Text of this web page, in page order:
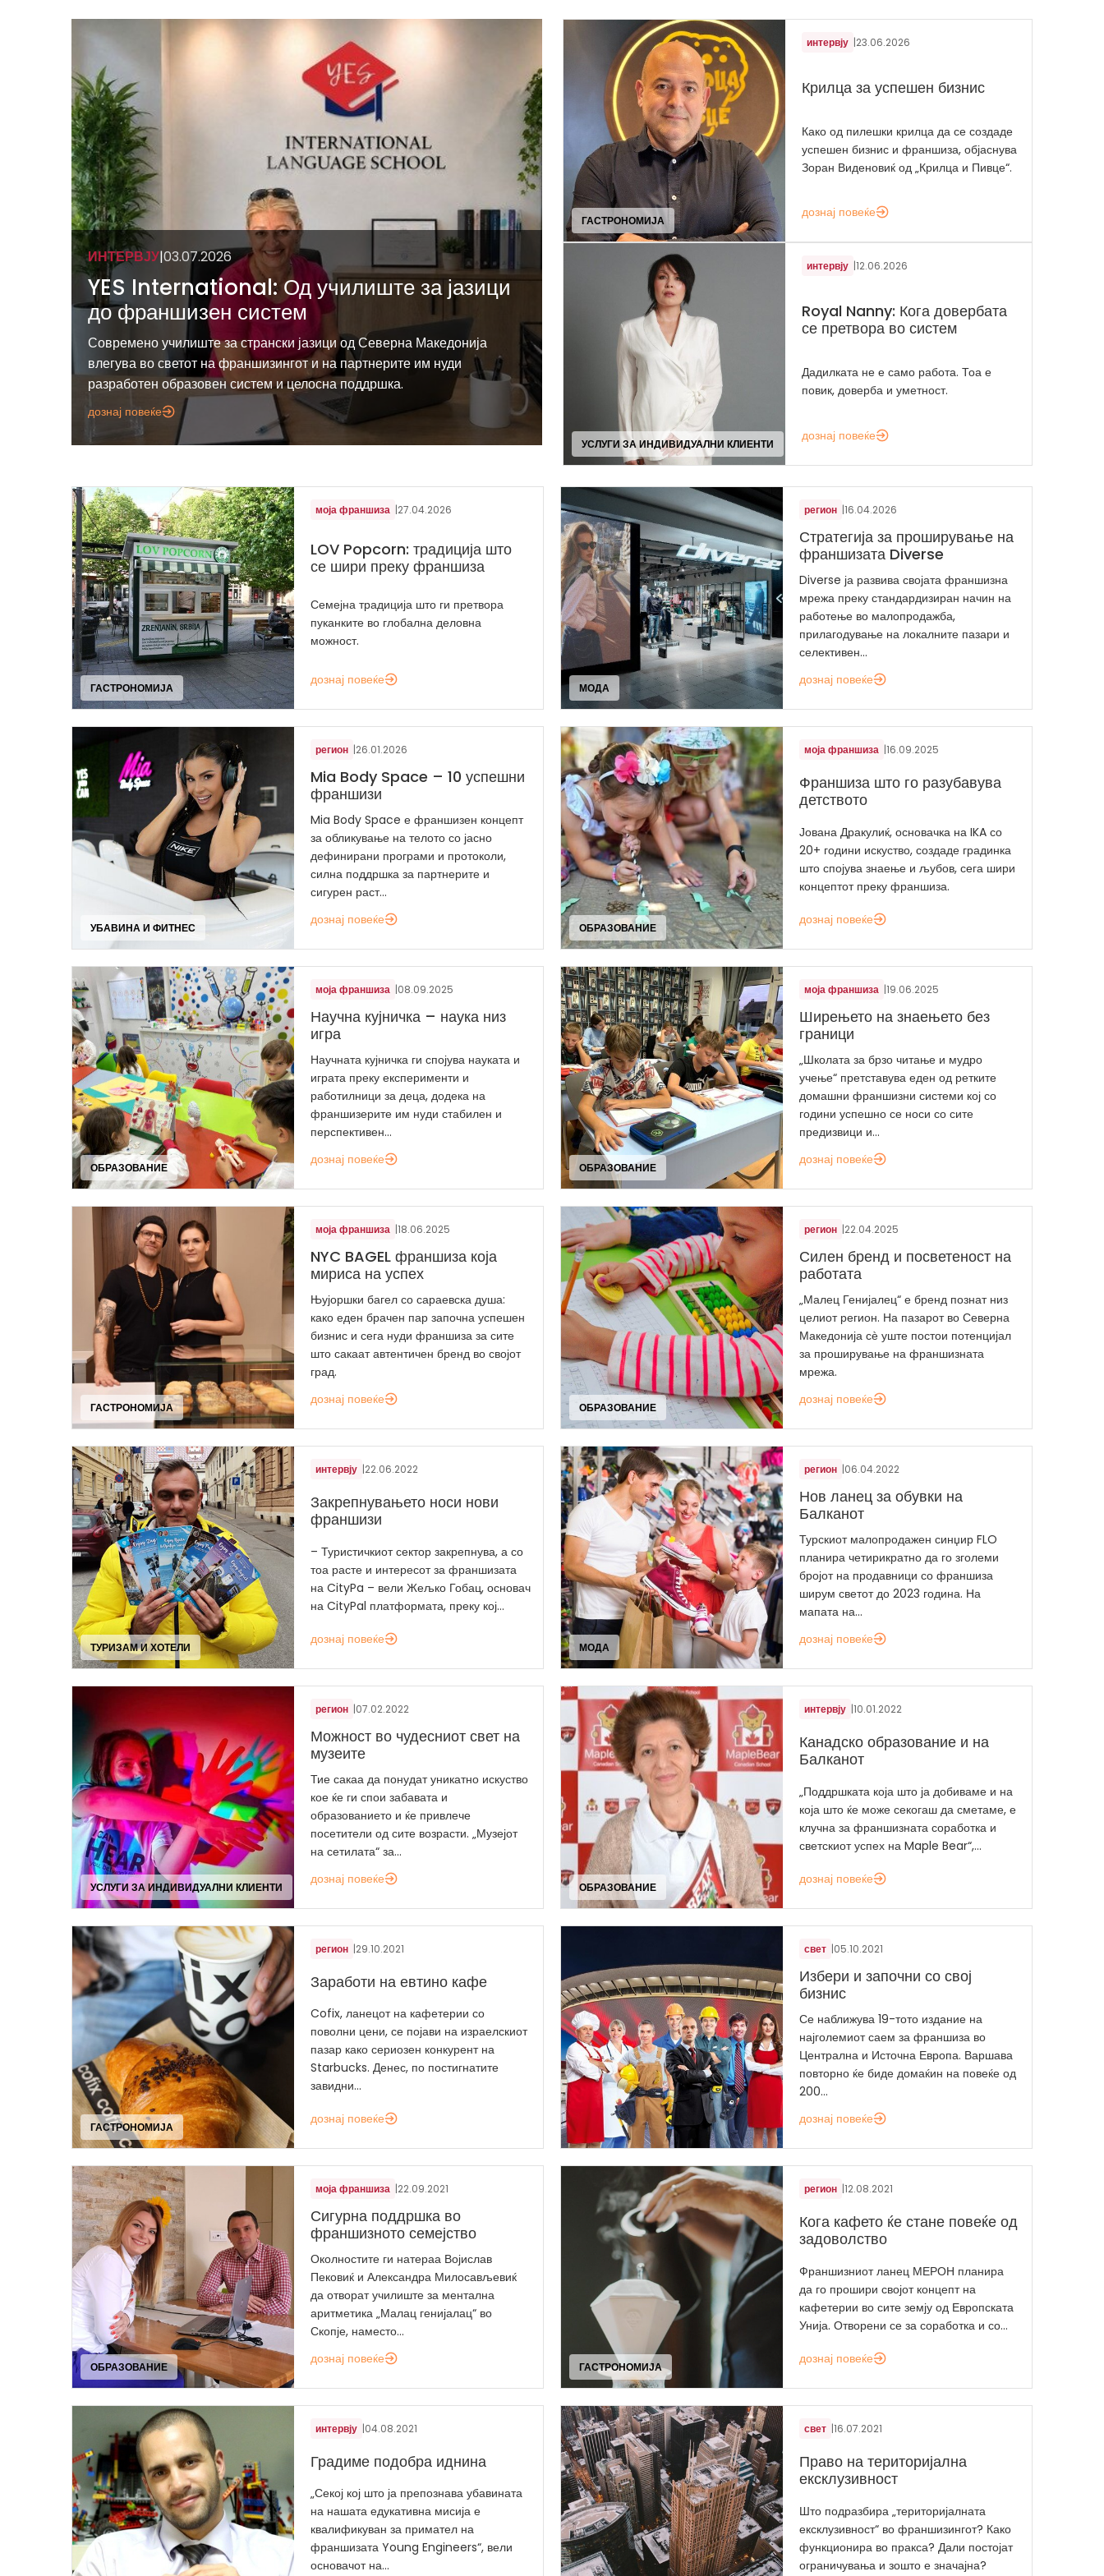
ИНТЕРВЈУ|03.07.2026
YES International: Од училиште за јазици
до франшизен систем
Современо училиште за странски јазици од Северна Македонија
влегува во светот на франшизингот и на партнерите им нуди
разработен образовен систем и целосна поддршка.
дознај повеќе
ГАСТРОНОМИЈА
интервју |23.06.2026
Крилца за успешен бизнис
Како од пилешки крилца да се создаде
успешен бизнис и франшиза, објаснува
Зоран Виденовиќ од „Крилца и Пивце“.
дознај повеќе
УСЛУГИ ЗА ИНДИВИДУАЛНИ КЛИЕНТИ
интервју |12.06.2026
Royal Nanny: Кога довербата
се претвора во систем
Дадилката не е само работа. Тоа е
повик, доверба и уметност.
дознај повеќе
ГАСТРОНОМИЈА
моја франшиза |27.04.2026
LOV Popcorn: традиција што
се шири преку франшиза
Семејна традиција што ги претвора
пуканките во глобална деловна
можност.
дознај повеќе
МОДА
регион |16.04.2026
Стратегија за проширување на
франшизата Diverse
Diverse ја развива својата франшизна
мрежа преку стандардизиран начин на
работење во малопродажба,
прилагодување на локалните пазари и
селективен...
дознај повеќе
УБАВИНА И ФИТНЕС
регион |26.01.2026
Mia Body Space – 10 успешни
франшизи
Mia Body Space е франшизен концепт
за обликување на телото со јасно
дефинирани програми и протоколи,
силна поддршка за партнерите и
сигурен раст...
дознај повеќе
ОБРАЗОВАНИЕ
моја франшиза |16.09.2025
Франшиза што го разубавува
детството
Јована Дракулиќ, основачка на IKA со
20+ години искуство, создаде градинка
што спојува знаење и љубов, сега шири
концептот преку франшиза.
дознај повеќе
ОБРАЗОВАНИЕ
моја франшиза |08.09.2025
Научна кујничка – наука низ
игра
Научната кујничка ги спојува науката и
играта преку експерименти и
работилници за деца, додека на
франшизерите им нуди стабилен и
перспективен...
дознај повеќе
ОБРАЗОВАНИЕ
моја франшиза |19.06.2025
Ширењето на знаењето без
граници
„Школата за брзо читање и мудро
учење“ претставува еден од ретките
домашни франшизни системи кој со
години успешно се носи со сите
предизвици и...
дознај повеќе
ГАСТРОНОМИЈА
моја франшиза |18.06.2025
NYC BAGEL франшиза која
мириса на успех
Њујоршки багел со сараевска душа:
како еден брачен пар започна успешен
бизнис и сега нуди франшиза за сите
што сакаат автентичен бренд во својот
град.
дознај повеќе
ОБРАЗОВАНИЕ
регион |22.04.2025
Силен бренд и посветеност на
работата
„Малец Генијалец“ е бренд познат низ
целиот регион. На пазарот во Северна
Македонија сѐ уште постои потенцијал
за проширување на франшизната
мрежа.
дознај повеќе
ТУРИЗАМ И ХОТЕЛИ
интервју |22.06.2022
Закрепнувањето носи нови
франшизи
– Туристичкиот сектор закрепнува, а со
тоа расте и интересот за франшизата
на CityPa – вели Жељко Гобац, основач
на CityPal платформата, преку кој...
дознај повеќе
МОДА
регион |06.04.2022
Нов ланец за обувки на
Балканот
Турскиот малопродажен синџир FLO
планира четирикратно да го зголеми
бројот на продавници со франшиза
ширум светот до 2023 година. На
мапата на...
дознај повеќе
УСЛУГИ ЗА ИНДИВИДУАЛНИ КЛИЕНТИ
регион |07.02.2022
Можност во чудесниот свет на
музеите
Тие сакаа да понудат уникатно искуство
кое ќе ги спои забавата и
образованието и ќе привлече
посетители од сите возрасти. „Музејот
на сетилата“ за...
дознај повеќе
ОБРАЗОВАНИЕ
интервју |10.01.2022
Канадско образование и на
Балканот
„Поддршката која што ја добиваме и на
која што ќе може секогаш да сметаме, е
клучна за франшизната соработка и
светскиот успех на Maple Bear“,...
дознај повеќе
ГАСТРОНОМИЈА
регион |29.10.2021
Заработи на евтино кафе
Cofix, ланецот на кафетерии со
поволни цени, се појави на израелскиот
пазар како сериозен конкурент на
Starbucks. Денес, по постигнатите
завидни...
дознај повеќе
свет |05.10.2021
Избери и започни со свој
бизнис
Се наближува 19-тото издание на
најголемиот саем за франшиза во
Централна и Источна Европа. Варшава
повторно ќе биде домаќин на повеќе од
200...
дознај повеќе
ОБРАЗОВАНИЕ
моја франшиза |22.09.2021
Сигурна поддршка во
франшизното семејство
Околностите ги натераа Војислав
Пековиќ и Александра Милосављевиќ
да отворат училиште за ментална
аритметика „Малац генијалац“ во
Скопје, наместо...
дознај повеќе
ГАСТРОНОМИЈА
регион |12.08.2021
Кога кафето ќе стане повеќе од
задоволство
Франшизниот ланец МЕРОН планира
да го прошири својот концепт на
кафетерии во сите земју од Европската
Унија. Отворени се за соработка и со...
дознај повеќе
интервју |04.08.2021
Градиме подобра иднина
„Секој кој што ја препознава убавината
на нашата едукативна мисија е
квалификуван за примател на
франшизата Young Engineers“, вели
основачот на...
свет |16.07.2021
Право на територијална
ексклузивност
Што подразбира „територијалната
ексклузивност“ во франшизингот? Како
функционира во пракса? Дали постојат
ограничувања и зошто е значајна?